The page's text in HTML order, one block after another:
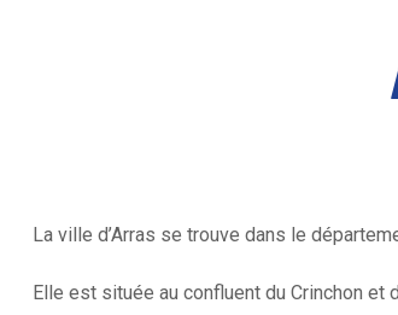
La ville d’Arras se trouve dans le
Elle est située au confluent du Crinchon et